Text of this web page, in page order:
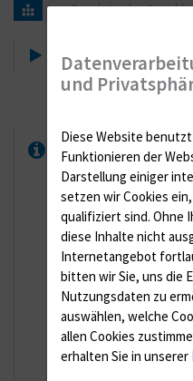
Sprechstunden-
Wegen der
passenden
nur
unpräzise
können
und
Diese Website
Funktionieren der
Darstellung einiger
setzen wir Cookies
qualifiziert sind. Ohne
diese Inhalte nicht
Internetangebot
bitten wir Sie, uns die
Nutzungsdaten zu
auswählen, welche
allen Cookies
erhalten Sie in unserer